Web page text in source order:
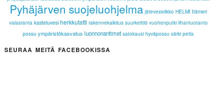
Pyhäjärven suojeluohjelma jätevesiviikko HELMI Itämeri
valasranta kasteluvesi herkkutatti rakennekalkitus suurkeittiö vuohenputki lihantuotanto
possu ympäristökasvatus luonnonantimet satokausi hyväpossu särki petla
SEURAA MEITÄ FACEBOOKISSA